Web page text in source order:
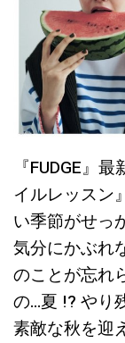
『FUDGE』
イルレッスン
い季節がせっ
気分にかぶれ
のことが忘れ
の…夏 !? やり
素敵な秋を迎